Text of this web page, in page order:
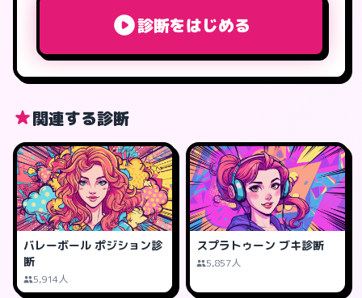
診断をはじめる
関連する診断
バレーボール ポジション診
断
5,914人
スプラトゥーン ブキ診断
5,857人